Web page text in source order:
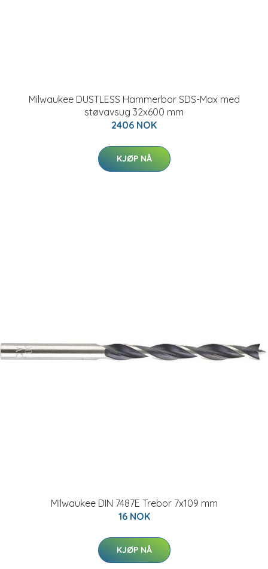
Milwaukee DUSTLESS Hammerbor SDS-Max med
støvavsug 32x600 mm
2406 NOK
KJØP NÅ
Milwaukee DIN 7487E Trebor 7x109 mm
16 NOK
KJØP NÅ